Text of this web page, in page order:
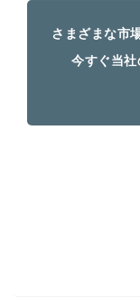
さまざまな市
今すぐ当